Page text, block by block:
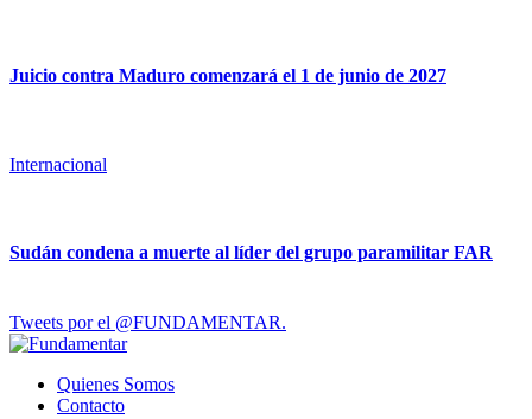
Juicio contra Maduro comenzará el 1 de junio de 2027
Internacional
Sudán condena a muerte al líder del grupo paramilitar FAR
Tweets por el @FUNDAMENTAR.
Quienes Somos
Contacto